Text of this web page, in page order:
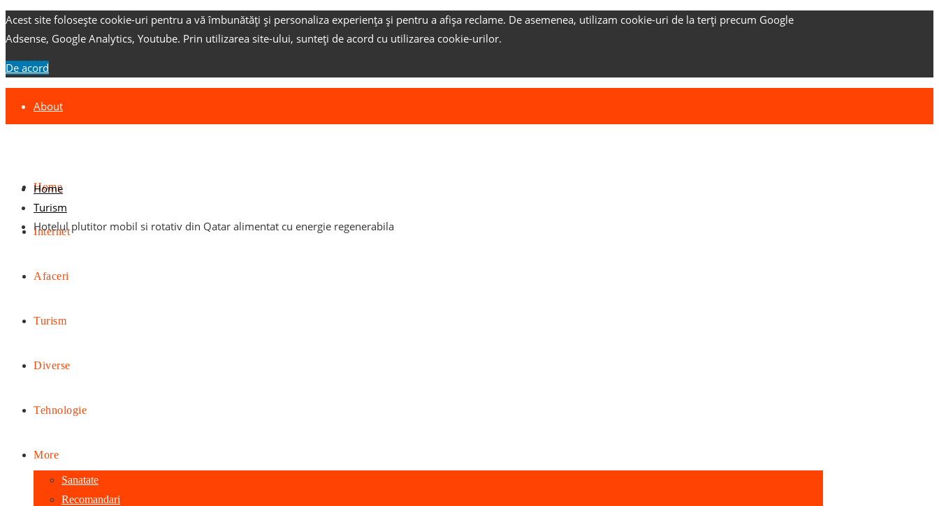
Acest site folosește cookie-uri pentru a vă îmbunătăți și personaliza experiența și pentru a afișa reclame. De asemenea, utilizam cookie-uri de la terți precum Google
Adsense, Google Analytics, Youtube. Prin utilizarea site-ului, sunteți de acord cu utilizarea cookie-urilor.
De acord
About
Home
Internet
Afaceri
Turism
Diverse
Tehnologie
More
Sanatate
Recomandari
Home
Turism
Hotelul plutitor mobil si rotativ din Qatar alimentat cu energie regenerabila